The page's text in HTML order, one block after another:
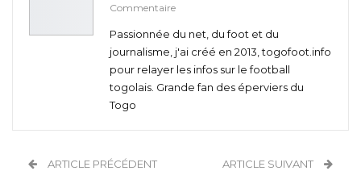
Commentaire
Passionnée du net, du foot et du
journalisme, j'ai créé en 2013, togofoot.info
pour relayer les infos sur le football
togolais. Grande fan des éperviers du
Togo
ARTICLE PRÉCÉDENT ARTICLE SUIVANT